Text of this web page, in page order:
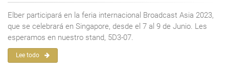
Elber participará en la feria internacional Broadcast Asia 2023,
que se celebrará en Singapore, desde el 7 al 9 de Junio. Les
esperamos en nuestro stand, 5D3-07.
Lee todo